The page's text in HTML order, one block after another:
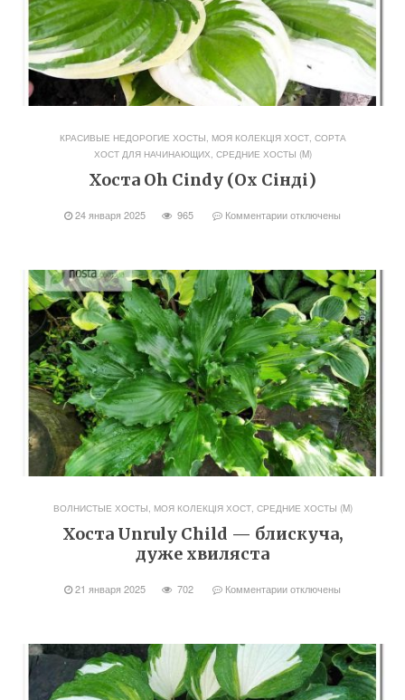
КРАСИВЫЕ НЕДОРОГИЕ ХОСТЫ, МОЯ КОЛЕКЦІЯ ХОСТ, СОРТА
ХОСТ ДЛЯ НАЧИНАЮЩИХ, СРЕДНИЕ ХОСТЫ (M)
Хоста Oh Cindy (Ох Сінді)
24 января 2025 965 Комментарииотключены
ВОЛНИСТЫЕ ХОСТЫ МОЯ КОЛЕКЦІЯ ХОСТ, СРЕДНИЕ ХОСТЫ (M)
Хоста Unruly Child — блискуча,
дуже хвиляста
21 января 2025 702 Комментарииотключены